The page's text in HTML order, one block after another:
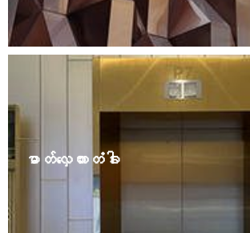
ဓာတ်လှေကားတံခါး
The elevators are decorated in various
European, modern, and Chinese. This